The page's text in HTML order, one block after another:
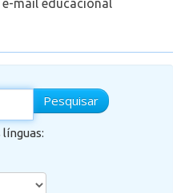
Escolar - SAE
Pesquisar